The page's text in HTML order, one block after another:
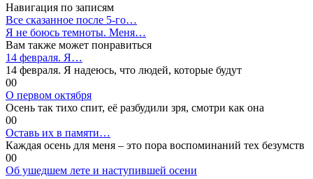
Навигация по записям
Все сказанное после 5-го…
Я не боюсь темноты. Меня…
Вам также может понравиться
14 февраля. Я…
14 февраля. Я надеюсь, что людей, которые будут
00
О первом октября
Осень так тихо спит, её разбудили зря, смотри как она
00
Оставь их в памяти…
Каждая осень для меня – это пора воспоминаний тех безумств
00
Об ушедшем лете и наступившей осени